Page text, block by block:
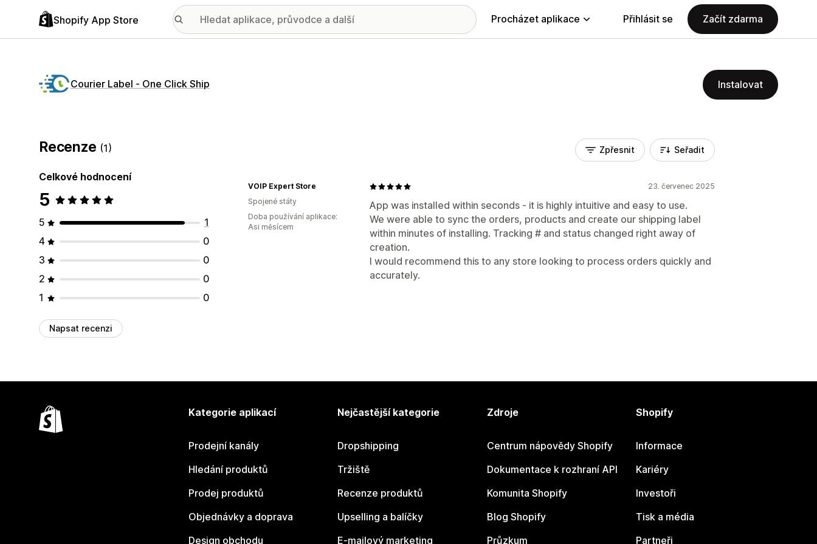
Shopify App Store Procházet aplikace Přihlásit se Začít zdarma
Courier Label ‑ One Click Ship Instalovat
Recenze (1)
Celkové hodnocení
5
5
1
4
0
3
0
2
0
1
0
Napsat recenzi
Zpřesnit Seřadit
23. červenec 2025
App was installed within seconds - it is highly intuitive and easy to use.
We were able to sync the orders, products and create our shipping label
within minutes of installing. Tracking # and status changed right away of
creation.
I would recommend this to any store looking to process orders quickly and
accurately.
VOIP Expert Store
Spojené státy
Doba používání aplikace:
Asi měsícem
Kategorie aplikací
Prodejní kanály
Hledání produktů
Prodej produktů
Objednávky a doprava
Design obchodu
Nejčastější kategorie
Dropshipping
Tržiště
Recenze produktů
Upselling a balíčky
E-mailový marketing
Zdroje
Centrum nápovědy Shopify
Dokumentace k rozhraní API
Komunita Shopify
Blog Shopify
Průzkum
Shopify
Informace
Kariéry
Investoři
Tisk a média
Partneři